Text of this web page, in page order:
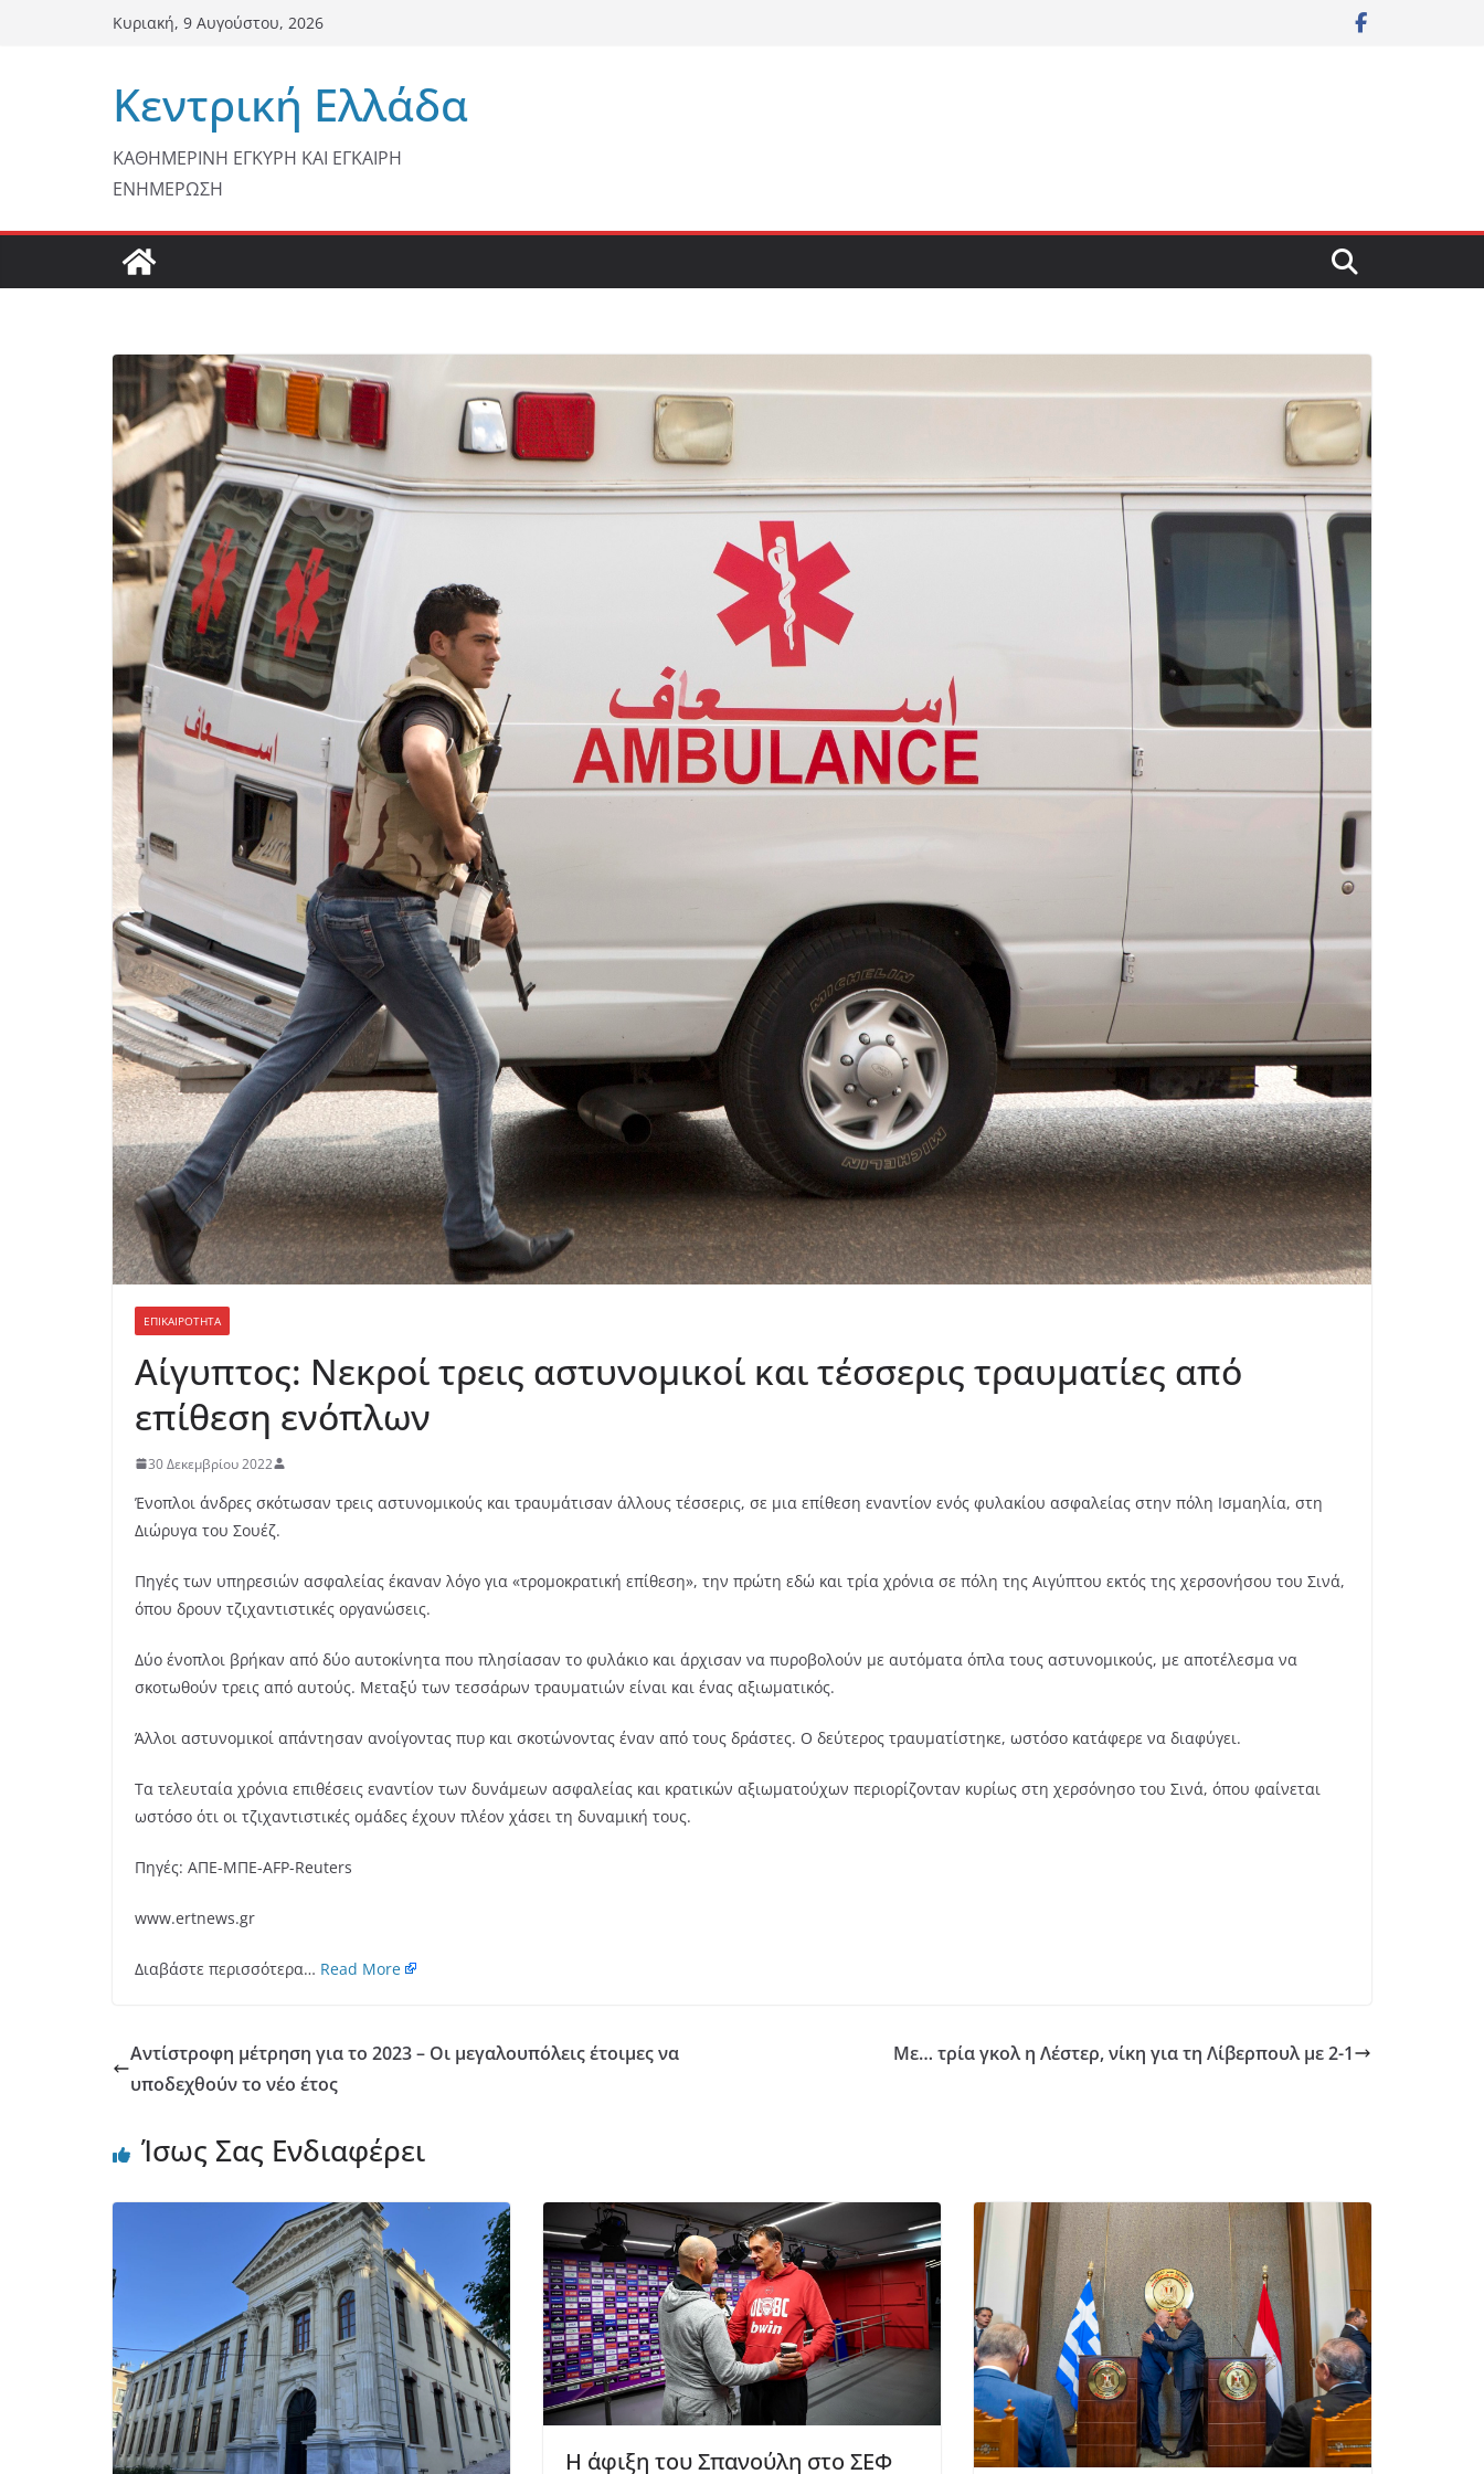
Κυριακή, 9 Αυγούστου, 2026
Κεντρική Ελλάδα
ΚΑΘΗΜΕΡΙΝΗ ΕΓΚΥΡΗ ΚΑΙ ΕΓΚΑΙΡΗ
ΕΝΗΜΕΡΩΣΗ
ΕΠΙΚΑΙΡΟΤΗΤΑ
Αίγυπτος: Νεκροί τρεις αστυνομικοί και τέσσερις τραυματίες από
επίθεση ενόπλων
30 Δεκεμβρίου 2022
Ένοπλοι άνδρες σκότωσαν τρεις αστυνομικούς και τραυμάτισαν άλλους τέσσερις, σε μια επίθεση εναντίον ενός φυλακίου ασφαλείας στην πόλη Ισμαηλία, στη
Διώρυγα του Σουέζ.
Πηγές των υπηρεσιών ασφαλείας έκαναν λόγο για «τρομοκρατική επίθεση», την πρώτη εδώ και τρία χρόνια σε πόλη της Αιγύπτου εκτός της χερσονήσου του Σινά,
όπου δρουν τζιχαντιστικές οργανώσεις.
Δύο ένοπλοι βρήκαν από δύο αυτοκίνητα που πλησίασαν το φυλάκιο και άρχισαν να πυροβολούν με αυτόματα όπλα τους αστυνομικούς, με αποτέλεσμα να
σκοτωθούν τρεις από αυτούς. Μεταξύ των τεσσάρων τραυματιών είναι και ένας αξιωματικός.
Άλλοι αστυνομικοί απάντησαν ανοίγοντας πυρ και σκοτώνοντας έναν από τους δράστες. Ο δεύτερος τραυματίστηκε, ωστόσο κατάφερε να διαφύγει.
Τα τελευταία χρόνια επιθέσεις εναντίον των δυνάμεων ασφαλείας και κρατικών αξιωματούχων περιορίζονταν κυρίως στη χερσόνησο του Σινά, όπου φαίνεται
ωστόσο ότι οι τζιχαντιστικές ομάδες έχουν πλέον χάσει τη δυναμική τους.
Πηγές: ΑΠΕ-ΜΠΕ-AFP-Reuters
www.ertnews.gr
Διαβάστε περισσότερα… Read More
Aντίστροφη μέτρηση για το 2023 – Οι μεγαλουπόλεις έτοιμες να
υποδεχθούν το νέο έτος
Με… τρία γκολ η Λέστερ, νίκη για τη Λίβερπουλ με 2-1
Ίσως Σας Ενδιαφέρει
Η άφιξη του Σπανούλη στο ΣΕΦ